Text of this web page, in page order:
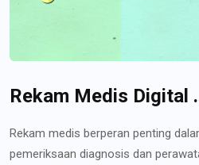
Rekam Medis Digital
Rekam medis berperan penting
pemeriksaan diagnosis dan